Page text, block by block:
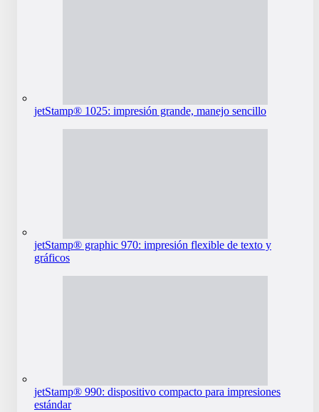
jetStamp® 1025: impresión grande, manejo sencillo
jetStamp® graphic 970: impresión flexible de texto y
gráficos
jetStamp® 990: dispositivo compacto para impresiones
estándar